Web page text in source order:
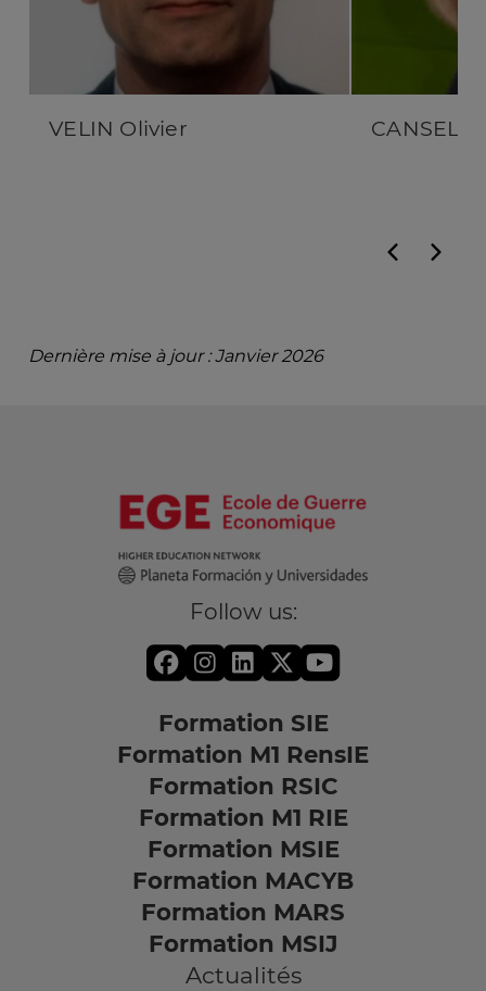
VELIN Olivier CANSELL
Dernière mise à jour : Janvier 2026
Follow us:
Formation SIE
Formation M1 RensIE
Formation RSIC
Formation M1 RIE
Formation MSIE
Formation MACYB
Formation MARS
Formation MSIJ
Actualités